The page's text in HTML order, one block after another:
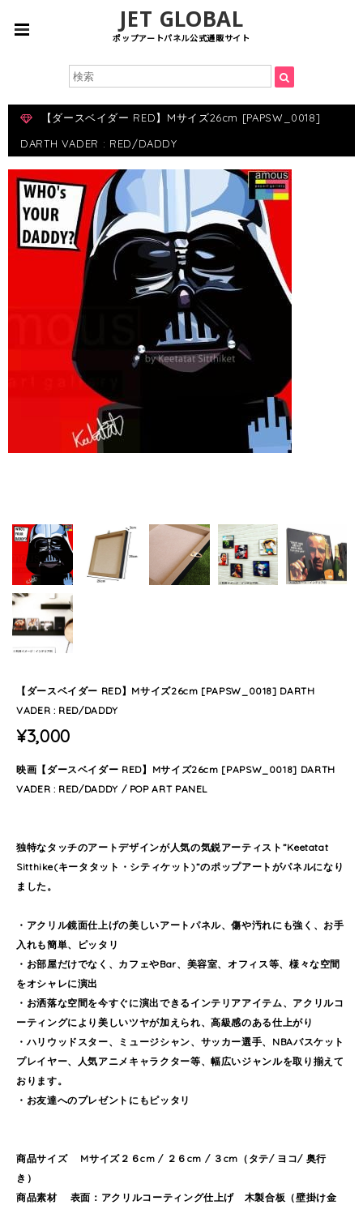
JET GLOBAL
ポップアートパネル公式通販サイト
【ダースベイダー RED】Mサイズ26cm [PAPSW_0018]
DARTH VADER : RED/DADDY
【ダースベイダー RED】Mサイズ26cm [PAPSW_0018] DARTH
VADER : RED/DADDY
¥3,000
映画【ダースベイダー RED】Mサイズ26cm [PAPSW_0018] DARTH
VADER : RED/DADDY / POP ART PANEL
独特なタッチのアートデザインが人気の気鋭アーティスト”Keetatat
Sitthike(キータタット・シティケット)”のポップアートがパネルになり
ました。
・アクリル鏡面仕上げの美しいアートパネル、傷や汚れにも強く、お手
入れも簡単、ピッタリ
・お部屋だけでなく、カフェやBar、美容室、オフィス等、様々な空間
をオシャレに演出
・お洒落な空間を今すぐに演出できるインテリアアイテム、アクリルコ
ーティングにより美しいツヤが加えられ、高級感のある仕上がり
・ハリウッドスター、ミュージシャン、サッカー選手、NBAバスケット
プレイヤー、人気アニメキャラクター等、幅広いジャンルを取り揃えて
おります。
・お友達へのプレゼントにもピッタリ
商品サイズ Mサイズ２６cm / ２６cm / ３cm（タテ/ ヨコ/ 奥行
き）
商品素材 表面：アクリルコーティング仕上げ 木製合板（壁掛け金